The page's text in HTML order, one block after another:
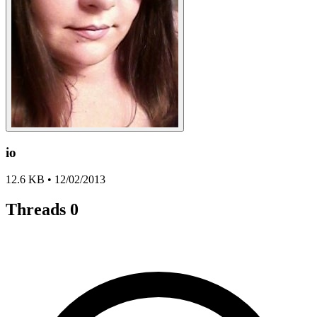
io
12.6 KB • 12/02/2013
Threads 0